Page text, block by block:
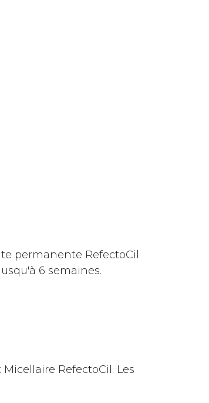
permanente RefectoCil
6 semaines.
RefectoCil. Les